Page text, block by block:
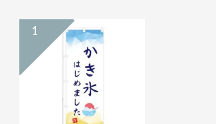
1